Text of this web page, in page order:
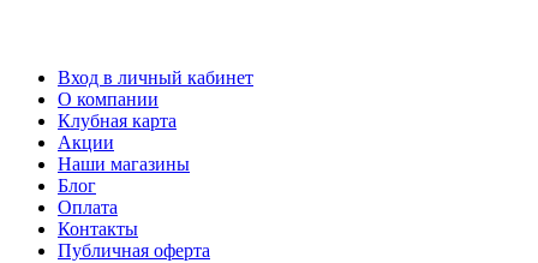
Вход в личный кабинет
О компании
Клубная карта
Акции
Наши магазины
Блог
Оплата
Контакты
Публичная оферта